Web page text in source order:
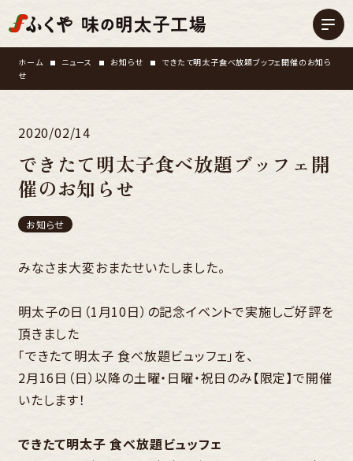
ホーム ニュース お知らせ
できたて明太子食べ放題ブッフェ開催のお知ら
せ
2020/02/14
できたて明太子食べ放題ブッフェ開
催のお知らせ
お知らせ
みなさま大変おまたせいたしました。
明太子の日（1月10日）の記念イベントで実施しご好評を
頂きました
「できたて明太子 食べ放題ビュッフェ」を、
2月16日（日）以降の土曜・日曜・祝日のみ【限定】で開催
いたします！
できたて明太子 食べ放題ビュッフェ